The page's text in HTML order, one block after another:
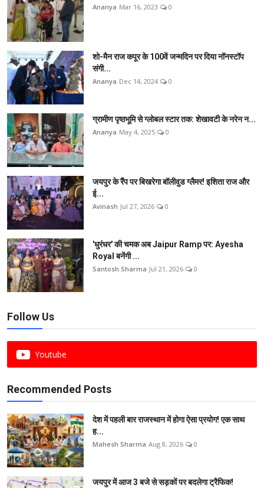
Ananya Mar 16, 2023 0
शो-मैन राज कपूर के 100वें जन्मदिन पर दिया नॉनस्टॉप
संगी...
Ananya Dec 14, 2024 0
ग्रामीण पृष्ठभूमि से ग्लोबल स्टार तक: शेखावटी के नरेन न...
Ananya May 4, 2025 0
जयपुर के रैंप पर बिखरेगा बॉलीवुड ग्लैमर! इशिता राज और
ई...
Avinash Jul 27, 2026 0
'धुरंधर' की चमक अब Jaipur Ramp पर: Ayesha
Royal बनेंगी ...
Santosh Sharma Jul 21, 2026 0
Follow Us
Youtube
Recommended Posts
देश में पहली बार राजस्थान में होगा ऐसा प्रयोग! एक साथ
ह...
Mahesh Sharma Aug 8, 2026 0
जयपुर में आज 3 बजे से सड़कों पर बदलेगा ट्रैफिक!